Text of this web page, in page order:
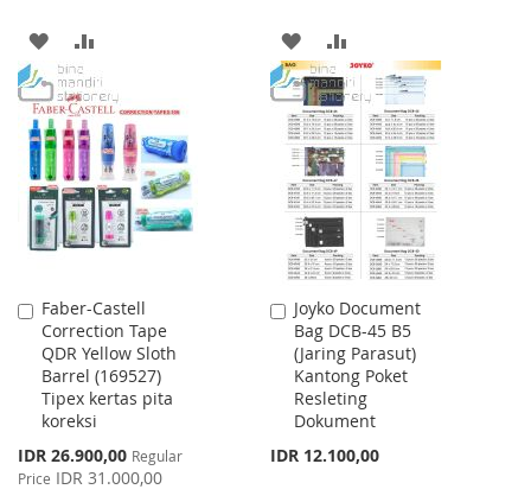
ADD
TO
WISH
LIST
TO
COMPARE
ADD
TO
WISH
LIST
TO
COMPARE
Faber-Castell
Correction Tape
QDR Yellow Sloth
Barrel (169527)
Tipex kertas pita
koreksi
Special
Price
IDR 26.900,00 Regular
Price IDR 31.000,00
Add
to
Cart
Joyko Document
Bag DCB-45 B5
(Jaring Parasut)
Kantong Poket
Resleting
Dokument
IDR 12.100,00
Add
to
Cart